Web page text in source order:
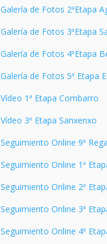
Galería de Fotos 2ªEtapa
Galería de Fotos 3ªEtapa
Galería de Fotos 4ªEtapa
Galería de Fotos 5ª Etapa
Vídeo 1ª Etapa Combarro
Vídeo 3ª Etapa Sanxenxo
Seguimiento Online 9ª
Seguimiento Online 1ª
Seguimiento Online 2ª
Seguimiento Online 3ª
Seguimiento Online 4ª